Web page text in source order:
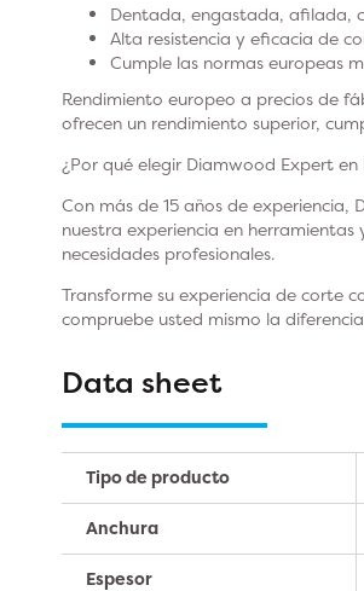
Dentada, engastada, afilada,
Alta resistencia y eficacia de
Cumple las normas europeas
Rendimiento europeo a precios de
ofrecen un rendimiento superior,
¿Por qué elegir Diamwood Expert en
Con más de 15 años de
nuestra experiencia en
necesidades profesionales.
Transforme su experiencia de corte
compruebe usted mismo la
Data sheet
Tipo de producto
Anchura
Espesor